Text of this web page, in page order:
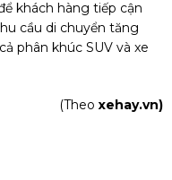
khách hàng tiếp cận
cầu di chuyển tăng
phân khúc SUV và xe
(Theo xehay.vn)